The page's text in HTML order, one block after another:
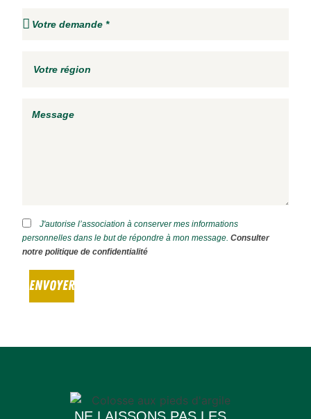
J'autorise l’association à conserver mes informations
personnelles dans le but de répondre à mon message. Consulter
notre politique de confidentialité
ENVOYER